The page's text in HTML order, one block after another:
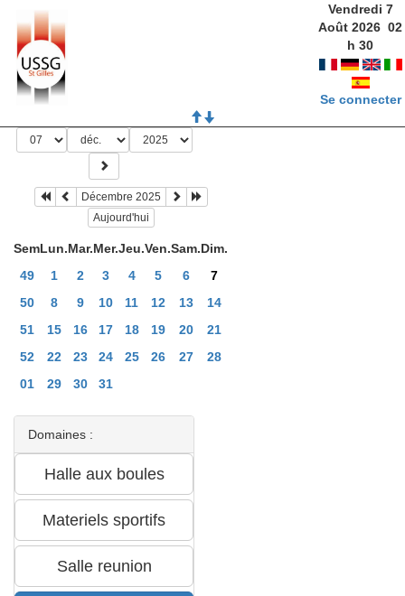
Vendredi 7
Août 2026 02
h30
Se connecter
Décembre 2025
Aujourd'hui
SemLun.Mar.Mer.Jeu.Ven.Sam.Dim.
49
1 2 3 4 5 6
7
50
8 9 10 11 12 13
14
51
15 16 17 18 19 20
21
52
22 23 24 25 26 27
28
01
29 30 31
Domaines :